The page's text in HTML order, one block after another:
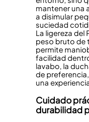
mantener una
a disimular
suciedad
La ligereza del
peso bruto de
permite
facilidad
lavabo, la
de
una
Cuidado
durabilidad